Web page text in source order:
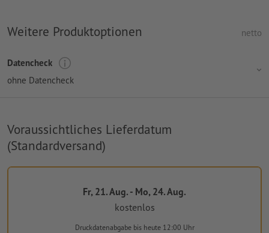
Weitere Produktoptionen netto
Datencheck
ohne Datencheck
Voraussichtliches Lieferdatum
(Standardversand)
Fr, 21. Aug. - Mo, 24. Aug.
kostenlos
Druckdatenabgabe bis heute 12:00 Uhr